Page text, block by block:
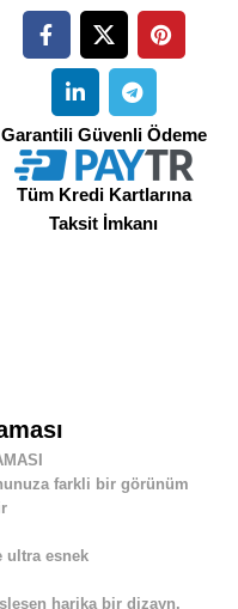
Garantili Güvenli Ödeme
Tüm Kredi Kartlarına
Taksit İmkanı
farkli bir görünüm
ultra esnek
harika bir dizayn.